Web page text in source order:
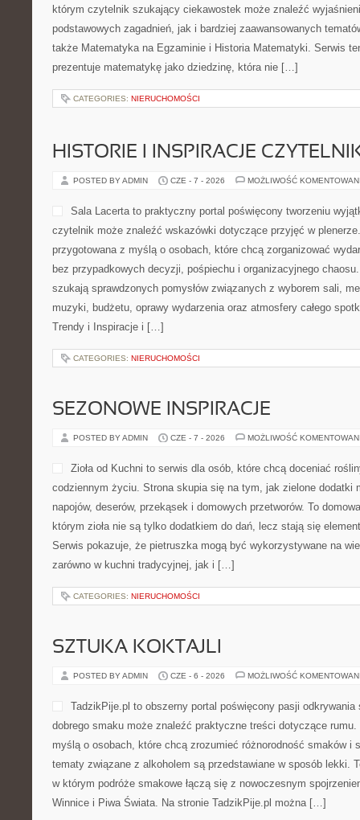
którym czytelnik szukający ciekawostek może znaleźć
podstawowych zagadnień, jak i bardziej zaawansowanych
także Matematyka na Egzaminie i Historia Matematyki. Serwis
prezentuje matematykę jako dziedzinę, która nie […]
CATEGORIES: NIERUCHOMOŚCI
HISTORIE I INSPIRACJE
POSTED BY ADMIN CZE - 7 - 2026 MOŻLIWOŚĆ
Sala Lacerta to praktyczny portal poświęcony tworzeniu
czytelnik może znaleźć wskazówki dotyczące przyjęć w
przygotowana z myślą o osobach, które chcą zorganizować
bez przypadkowych decyzji, pośpiechu i organizacyjnego
szukają sprawdzonych pomysłów związanych z wyborem sali,
muzyki, budżetu, oprawy wydarzenia oraz atmosfery całego
Trendy i Inspiracje i […]
CATEGORIES: NIERUCHOMOŚCI
SEZONOWE INSPIRACJE
POSTED BY ADMIN CZE - 7 - 2026 MOŻLIWOŚĆ
Zioła od Kuchni to serwis dla osób, które chcą doceniać
codziennym życiu. Strona skupia się na tym, jak zielone dodatki
napojów, deserów, przekąsek i domowych przetworów. To
którym zioła nie są tylko dodatkiem do dań, lecz stają się
Serwis pokazuje, że pietruszka mogą być wykorzystywane na
zarówno w kuchni tradycyjnej, jak i […]
CATEGORIES: NIERUCHOMOŚCI
SZTUKA KOKTAJLI
POSTED BY ADMIN CZE - 6 - 2026 MOŻLIWOŚĆ
TadzikPije.pl to obszerny portal poświęcony pasji
dobrego smaku może znaleźć praktyczne treści dotyczące rumu.
myślą o osobach, które chcą zrozumieć różnorodność smaków i
tematy związane z alkoholem są przedstawiane w sposób lekki.
w którym podróże smakowe łączą się z nowoczesnym
Winnice i Piwa Świata. Na stronie TadzikPije.pl można […]